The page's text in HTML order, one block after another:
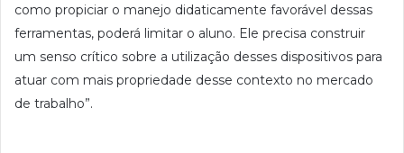
como propiciar o manejo didaticamente favorável dessas
ferramentas, poderá limitar o aluno. Ele precisa construir
um senso crítico sobre a utilização desses dispositivos para
atuar com mais propriedade desse contexto no mercado
de trabalho”.